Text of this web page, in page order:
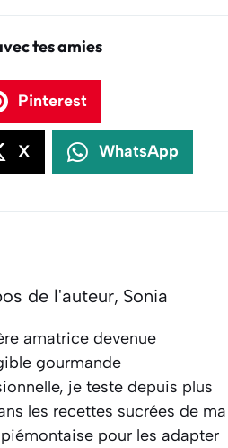
tes amies
Pinterest
X WhatsApp
de l'auteur, Sonia
amatrice devenue
gourmande
je teste depuis plus
les recettes sucrées de ma
pour les adapter